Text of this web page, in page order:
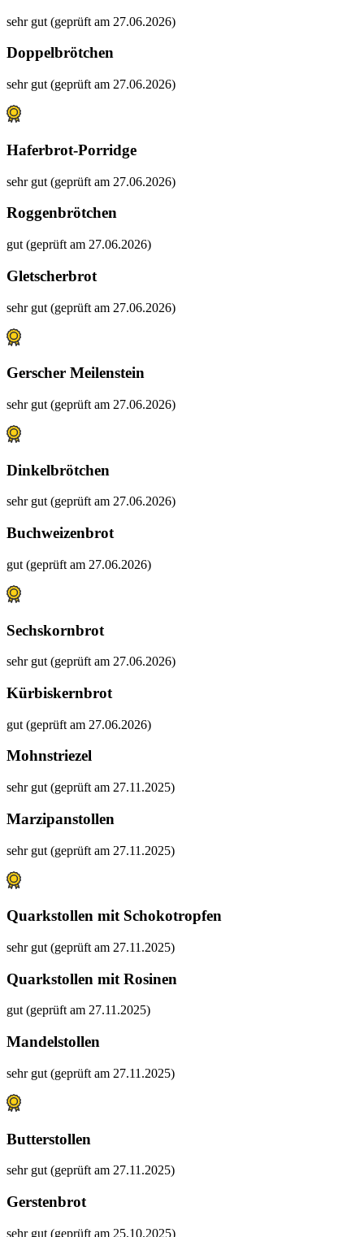
sehr gut (geprüft am 27.06.2026)
Doppelbrötchen
sehr gut (geprüft am 27.06.2026)
Haferbrot-Porridge
sehr gut (geprüft am 27.06.2026)
Roggenbrötchen
gut (geprüft am 27.06.2026)
Gletscherbrot
sehr gut (geprüft am 27.06.2026)
Gerscher Meilenstein
sehr gut (geprüft am 27.06.2026)
Dinkelbrötchen
sehr gut (geprüft am 27.06.2026)
Buchweizenbrot
gut (geprüft am 27.06.2026)
Sechskornbrot
sehr gut (geprüft am 27.06.2026)
Kürbiskernbrot
gut (geprüft am 27.06.2026)
Mohnstriezel
sehr gut (geprüft am 27.11.2025)
Marzipanstollen
sehr gut (geprüft am 27.11.2025)
Quarkstollen mit Schokotropfen
sehr gut (geprüft am 27.11.2025)
Quarkstollen mit Rosinen
gut (geprüft am 27.11.2025)
Mandelstollen
sehr gut (geprüft am 27.11.2025)
Butterstollen
sehr gut (geprüft am 27.11.2025)
Gerstenbrot
sehr gut (geprüft am 25.10.2025)